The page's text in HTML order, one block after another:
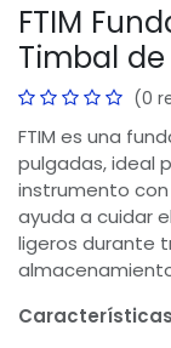
FTIM
Timbal
(0
FTIM es una
pulgadas, ideal
instrumento
ayuda a cuidar
ligeros durante